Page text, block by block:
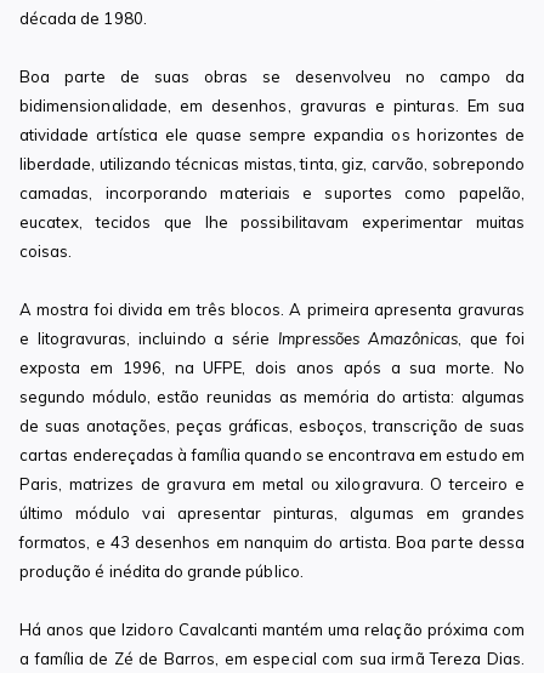
década de 1980.
Boa parte de suas obras se desenvolveu no campo da
bidimensionalidade, em desenhos, gravuras e pinturas. Em sua
atividade artística ele quase sempre expandia os horizontes de
liberdade, utilizando técnicas mistas, tinta, giz, carvão, sobrepondo
camadas, incorporando materiais e suportes como papelão,
eucatex, tecidos que lhe possibilitavam experimentar muitas
coisas.
A mostra foi divida em três blocos. A primeira apresenta gravuras
e litogravuras, incluindo a série Impressões Amazônicas , que foi
exposta em 1996, na UFPE, dois anos após a sua morte. No
segundo módulo, estão reunidas as memória do artista: algumas
de suas anotações, peças gráficas, esboços, transcrição de suas
cartas endereçadas à família quando se encontrava em estudo em
Paris, matrizes de gravura em metal ou xilogravura. O terceiro e
último módulo vai apresentar pinturas, algumas em grandes
formatos, e 43 desenhos em nanquim do artista. Boa parte dessa
produção é inédita do grande público.
Há anos que Izidoro Cavalcanti mantém uma relação próxima com
a família de Zé de Barros, em especial com sua irmã Tereza Dias.